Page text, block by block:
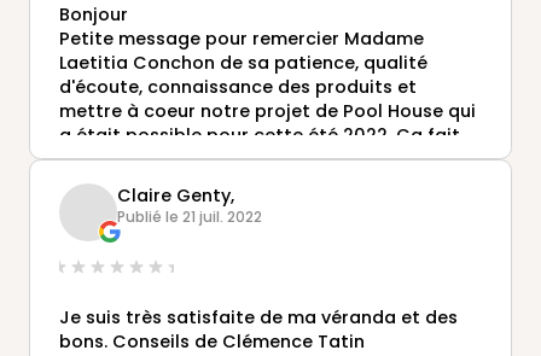
Bonjour
Petite message pour remercier Madame
Laetitia Conchon de sa patience, qualité
d'écoute, connaissance des produits et
mettre à coeur notre projet de Pool House qui
a était possible pour cette été 2022. Ca fait
plaisir de trouver des personnes comme
l'équipe de Veranda Rideau prête a satisfaire
ces clients en donnant des réponses a nos
besoins.
Merci bcp d'avoir fait nos désirs réalité.
PD. Si vous voulez une veranda des rêves, c'est
elle qu'il faut contacter!!!
Claire Genty,
Publié le 21 juil. 2022
Je suis très satisfaite de ma véranda et des
bons. Conseils de Clémence Tatin